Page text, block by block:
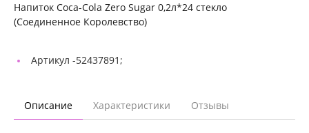
Напиток Coca-Cola Zero Sugar 0,2л*24 стекло
(Соединенное Королевство)
Артикул -52437891;
Описание Характеристики Отзывы